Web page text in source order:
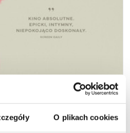
O plikach cookies